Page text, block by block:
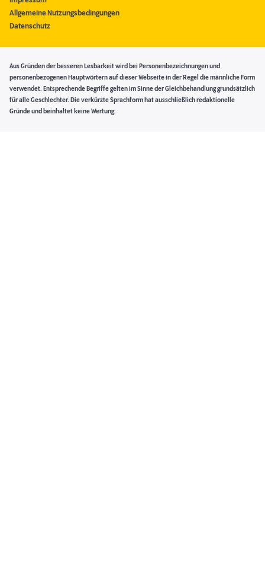
Allgemeine Nutzungsbedingungen
Datenschutz
Aus Gründen der besseren Lesbarkeit wird bei Personenbezeichnungen und
personenbezogenen Hauptwörtern auf dieser Webseite in der Regel die männliche Form
verwendet. Entsprechende Begriffe gelten im Sinne der Gleichbehandlung grundsätzlich
für alle Geschlechter. Die verkürzte Sprachform hat ausschließlich redaktionelle
Gründe und beinhaltet keine Wertung.